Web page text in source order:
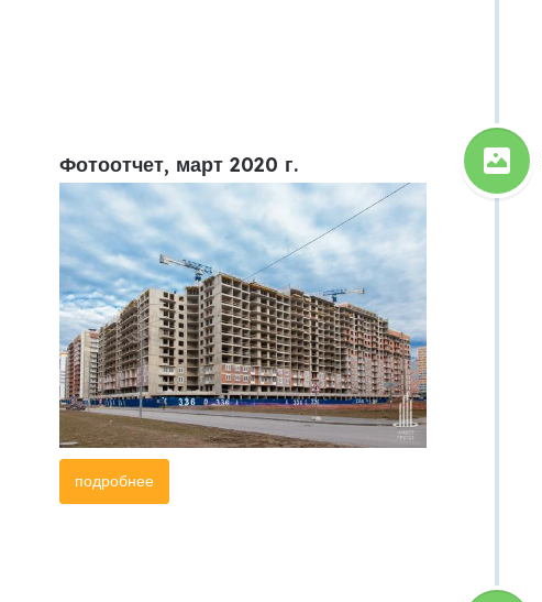
Фотоотчет, март 2020 г.
подробнее